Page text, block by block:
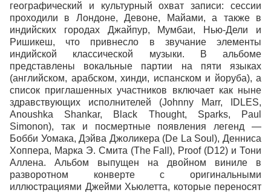
географический и культурный охват записи: сессии
проходили в Лондоне, Девоне, Майами, а также в
индийских городах Джайпур, Мумбаи, Нью-Дели и
Ришикеш, что привнесло в звучание элементы
индийской классической музыки. В альбоме
представлены вокальные партии на пяти языках
(английском, арабском, хинди, испанском и йоруба), а
список приглашенных участников включает как ныне
здравствующих исполнителей (Johnny Marr, IDLES,
Anoushka Shankar, Black Thought, Sparks, Paul
Simonon), так и посмертные появления легенд —
Бобби Уомака, Дэйва Джоликера (De La Soul), Денниса
Хоппера, Марка Э. Смита (The Fall), Proof (D12) и Тони
Аллена. Альбом выпущен на двойном виниле в
разворотном конверте с оригинальными
иллюстрациями Джейми Хьюлетта, которые переносят